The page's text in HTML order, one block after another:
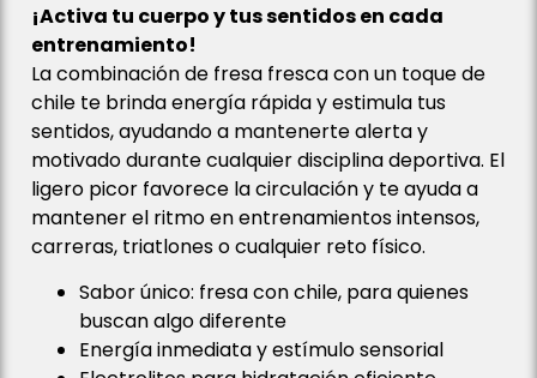
¡Activa tu cuerpo y tus sentidos en cada
entrenamiento!
La combinación de fresa fresca con un toque de
chile te brinda energía rápida y estimula tus
sentidos, ayudando a mantenerte alerta y
motivado durante cualquier disciplina deportiva. El
ligero picor favorece la circulación y te ayuda a
mantener el ritmo en entrenamientos intensos,
carreras, triatlones o cualquier reto físico.
Sabor único: fresa con chile, para quienes
buscan algo diferente
Energía inmediata y estímulo sensorial